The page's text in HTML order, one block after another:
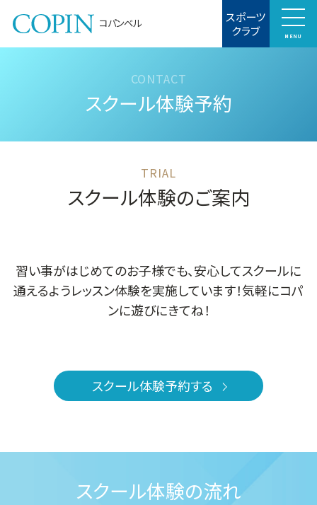
コパンベル スポーツ
クラブ MENU
スクール体験予約
スクール体験のご案内
習い事がはじめてのお子様でも、安心してスクールに
通えるようレッスン体験を実施しています！気軽にコパ
ンに遊びにきてね！
スクール体験予約する
スクール体験の流れ